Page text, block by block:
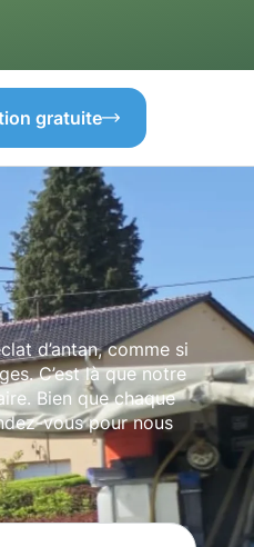
gratuite
d’antan, comme si
C’est là que notre
Bien que chaque
vous pour nous